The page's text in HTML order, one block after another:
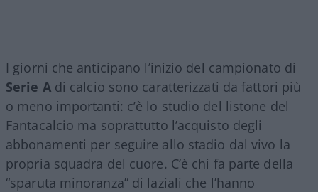
I giorni che anticipano l’inizio del campionato di
Serie Adi calcio sono caratterizzati da fattori più
o meno importanti: c’è lo studio del listone del
Fantacalcio ma soprattutto l’acquisto degli
abbonamenti per seguire allo stadio dal vivo la
propria squadra del cuore. C’è chi fa parte della
“sparuta minoranza” di laziali che l’hanno